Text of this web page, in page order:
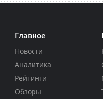
Главное
Новости
Аналитика
Рейтинги
Обзоры